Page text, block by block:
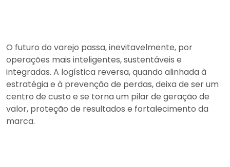
O futuro do varejo passa, inevitavelmente, por
operações mais inteligentes, sustentáveis e
integradas. A logística reversa, quando alinhada à
estratégia e à prevenção de perdas, deixa de ser um
centro de custo e se torna um pilar de geração de
valor, proteção de resultados e fortalecimento da
marca.